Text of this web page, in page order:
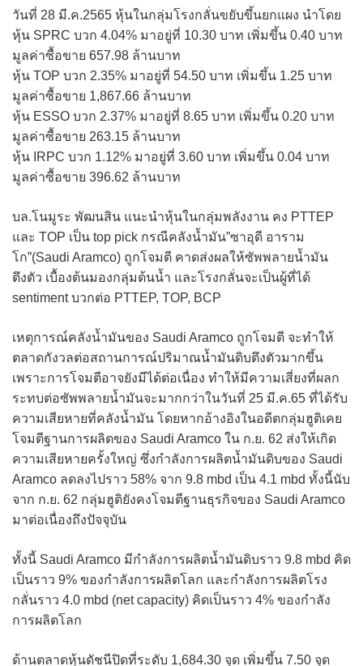
วันที่ 28 มี.ค.2565 หุ้นในกลุ่มโรงกลั่นขยับขึ้นยกแผง นำโดย
หุ้น SPRC บวก 4.04% มาอยู่ที่ 10.30 บาท เพิ่มขึ้น 0.40 บาท
มูลค่าซื้อขาย 657.98 ล้านบาท
หุ้น TOP บวก 2.35% มาอยู่ที่ 54.50 บาท เพิ่มขึ้น 1.25 บาท
มูลค่าซื้อขาย 1,867.66 ล้านบาท
หุ้น ESSO บวก 2.37% มาอยู่ที่ 8.65 บาท เพิ่มขึ้น 0.20 บาท
มูลค่าซื้อขาย 263.15 ล้านบาท
หุ้น IRPC บวก 1.12% มาอยู่ที่ 3.60 บาท เพิ่มขึ้น 0.04 บาท
มูลค่าซื้อขาย 396.62 ล้านบาท
บล.โนมูระ พัฒนสิน แนะนำหุ้นในกลุ่มพลังงาน คง PTTEP
และ TOP เป็น top pick กรณีคลังน้ำมัน”ซาอุดี อาราม
โก”(Saudi Aramco) ถูกโจมตี คาดส่งผลให้ซัพพลายน้ำมัน
ตึงตัว เบื้องต้นมองกลุ่มต้นน้ำ และโรงกลั่นจะเป็นผู้ที่ได้
sentiment บวกต่อ PTTEP, TOP, BCP
เหตุการณ์คลังน้ำมันของ Saudi Aramco ถูกโจมตี จะทำให้
ตลาดกังวลต่อสถานการณ์ปริมาณน้ำมันดิบตึงตัวมากขึ้น
เพราะการโจมตีอาจยังมีได้ต่อเนื่อง ทำให้มีความเสี่ยงที่ผลก
ระทบต่อซัพพลายน้ำมันจะมากกว่าในวันที่ 25 มี.ค.65 ที่ได้รับ
ความเสียหายที่คลังน้ำมัน โดยหากอ้างอิงในอดีตกลุ่มฮูติเคย
โจมตีฐานการผลิตของ Saudi Aramco ใน ก.ย. 62 ส่งให้เกิด
ความเสียหายครั้งใหญ่ ซึ่งกำลังการผลิตน้ำมันดิบของ Saudi
Aramco ลดลงไปราว 58% จาก 9.8 mbd เป็น 4.1 mbd ทั้งนี้นับ
จาก ก.ย. 62 กลุ่มฮูติยังคงโจมตีฐานธุรกิจของ Saudi Aramco
มาต่อเนื่องถึงปัจจุบัน
ทั้งนี้ Saudi Aramco มีกำลังการผลิตน้ำมันดิบราว 9.8 mbd คิด
เป็นราว 9% ของกำลังการผลิตโลก และกำลังการผลิตโรง
กลั่นราว 4.0 mbd (net capacity) คิดเป็นราว 4% ของกำลัง
การผลิตโลก
ด้านตลาดหุ้นดัชนีปิดที่ระดับ 1,684.30 จุด เพิ่มขึ้น 7.50 จุด